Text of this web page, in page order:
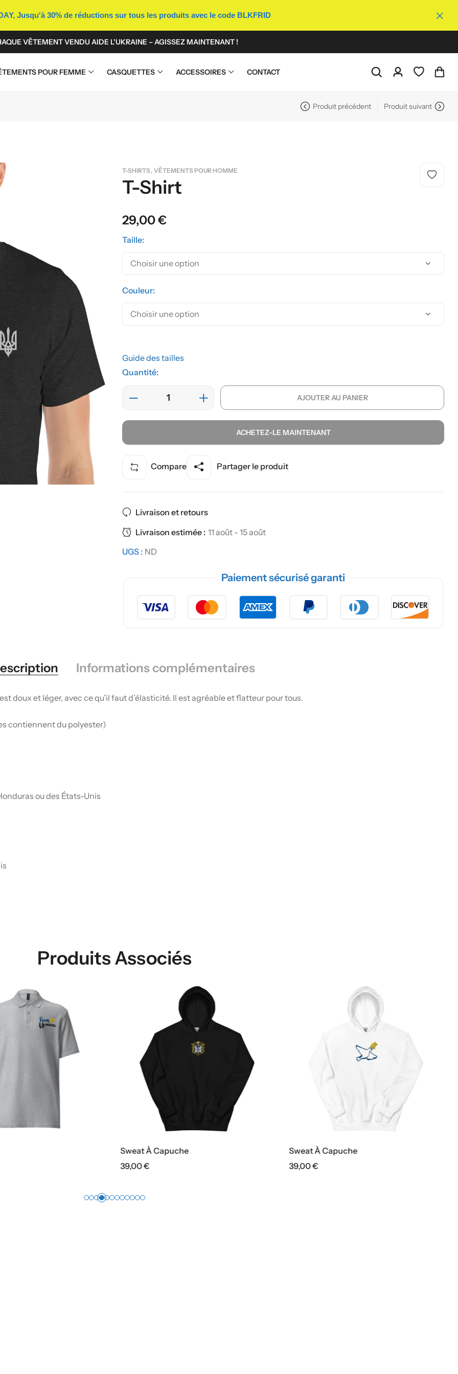
Jusqu'à 30% de réductions sur tous les produits avec le code BLKFRID
VÊTEMENT VENDU AIDE L'UKRAINE – AGISSEZ MAINTENANT !
POUR FEMME CASQUETTES ACCESSOIRES CONTACT
Produit précédent Produit suivant
T-SHIRTS, VÊTEMENTS POUR HOMME
T-Shirt
29,00€
Taille:
Couleur:
Guide des tailles
Quantité:
AJOUTER AU PANIER
ACHETEZ-LE MAINTENANT
Compare Partager le produit
Livraison et retours
Livraison estimée : 11 août - 15 août
UGS : ND
Paiement sécurisé garanti
Informations complémentaires
doux et léger, avec ce qu’il faut d’élasticité. Il est agréable et flatteur pour tous.
contiennent du polyester)
ou des États-Unis
Produits Associés
Sweat À Capuche
Polo Piqué